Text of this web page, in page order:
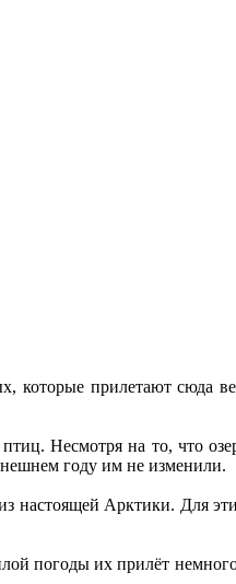
которые прилетают сюда
Несмотря на то, что
году им не изменили.
Арктики. Для
погоды их прилёт